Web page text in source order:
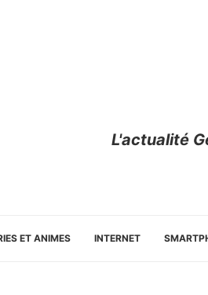
L'actualité
ET ANIMES INTERNET